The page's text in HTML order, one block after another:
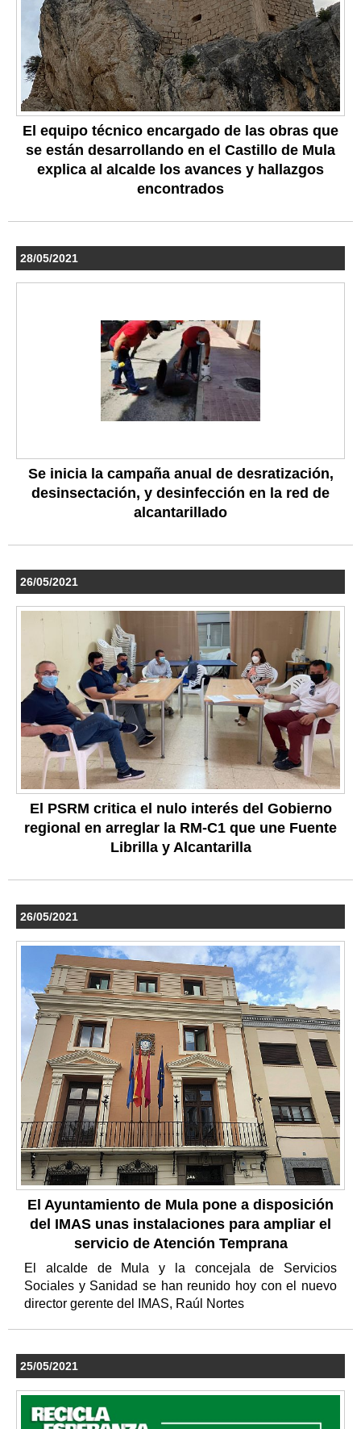
El equipo técnico encargado de las obras que
se están desarrollando en el Castillo de Mula
explica al alcalde los avances y hallazgos
encontrados
28/05/2021
Se inicia la campaña anual de desratización,
desinsectación, y desinfección en la red de
alcantarillado
26/05/2021
El PSRM critica el nulo interés del Gobierno
regional en arreglar la RM-C1 que une Fuente
Librilla y Alcantarilla
26/05/2021
El Ayuntamiento de Mula pone a disposición
del IMAS unas instalaciones para ampliar el
servicio de Atención Temprana
El alcalde de Mula y la concejala de Servicios
Sociales y Sanidad se han reunido hoy con el nuevo
director gerente del IMAS, Raúl Nortes
25/05/2021